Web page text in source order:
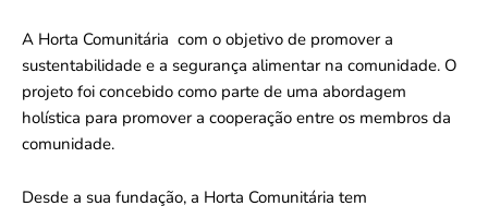
A Horta Comunitária com o objetivo de promover a
sustentabilidade e a segurança alimentar na comunidade. O
projeto foi concebido como parte de uma abordagem
holística para promover a cooperação entre os membros da
comunidade.
Desde a sua fundação, a Horta Comunitária tem